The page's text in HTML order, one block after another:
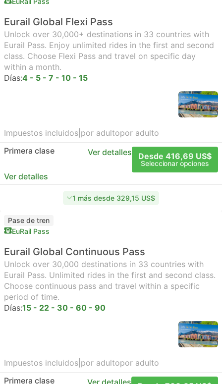
Eurail Global Flexi Pass
Unlock over 30,000+ destinations in 33 countries with
Eurail Pass. Enjoy unlimited rides in the first and second
class. Choose Flexi Pass and travel on specific day
within a month.
Días:4 - 5 - 7 - 10 - 15
Impuestos incluidos por adultopor adulto
Primera clase
Ver detalles Desde 416,69 US$
Seleccionar opciones
Ver detalles
1 más desde 329,15 US$
Pase de tren
EuRail Pass
Eurail Global Continuous Pass
Unlock over 30,000 destinations in 33 countries with
Eurail Pass. Unlimited rides in the first and second class.
Choose continuous pass and travel within a specific
period of time.
Días:15 - 22 - 30 - 60 - 90
Impuestos incluidos por adultopor adulto
Primera clase
Ver detalles